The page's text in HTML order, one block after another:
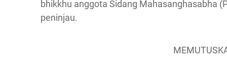
bhikkhu anggota Sidang Mahasanghasabha
peninjau.